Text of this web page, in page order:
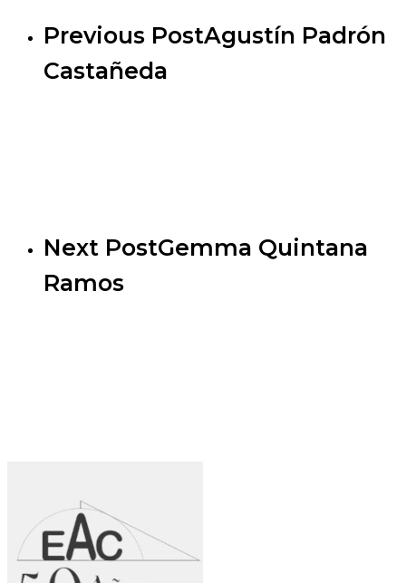
Previous PostAgustín Padrón
Castañeda
Next PostGemma Quintana
Ramos